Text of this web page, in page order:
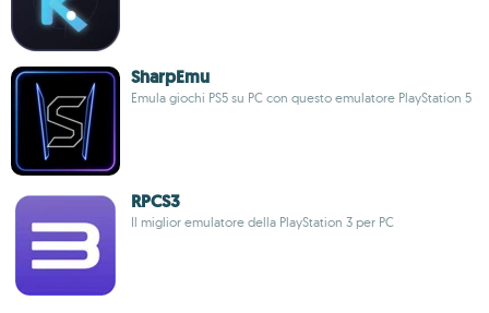
SharpEmu
Emula giochi PS5 su PC con questo emulatore PlayStation 5
RPCS3
Il miglior emulatore della PlayStation 3 per PC